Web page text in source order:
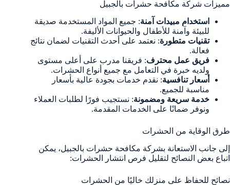
مميزات شركة مكافحة حشرات بالجبيل
استخدام مبيدات آمنة: جميع المواد المستخدمة صديقة
للبيئة وآمنة للأطفال والحيوانات الأليفة.
تقنيات متطورة: نعتمد على أحدث التقنيات لضمان نتائج
فعالة.
فريق عمل محترف: فريقنا مدرب على أعلى مستوى
ولديه خبرة في التعامل مع جميع أنواع الحشرات.
أسعار تنافسية: نقدم خدمات بجودة عالية بأسعار
مناسبة للجميع.
خدمة سريعة ومضمونة: نستجيب فورًا لطلبات العملاء
ونوفر ضمانًا على الخدمات المقدمة.
طرق الوقاية من الحشرات
إلى جانب الاستعانة بشركة مكافحة حشرات بالجبيل، يمكن
اتباع بعض النصائح لتقليل فرص انتشار الحشرات:
نصائح للحفاظ على منزلك خاليًا من الحشرات